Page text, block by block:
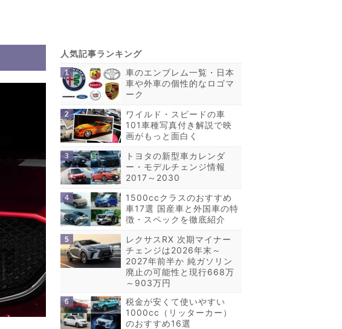
車のエンブレム一覧・日本
車や外車の個性的なロゴマ
ーク
ワイルド・スピードの車
101車種写真付き解説で映
画がもっと面白く
トヨタの新型車カレンダ
ー・モデルチェンジ情報
2017～2030
1500ccクラスのおすすめ
車17選 国産車と外国車の特
徴・スペックを徹底紹介
レクサスRX 次期マイナー
チェンジは2026年末～
2027年前半か 純ガソリン
廃止の可能性と現行668万
～903万円
税金が安くて使いやすい
1000cc（リッターカー）
のおすすめ16選